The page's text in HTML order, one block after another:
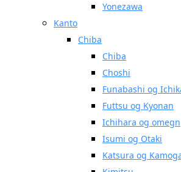
Yonezawa
Kanto
Chiba
Chiba
Choshi
Funabashi og
Futtsu og Kyonan
Ichihara og omegn
Isumi og Otaki
Katsura og